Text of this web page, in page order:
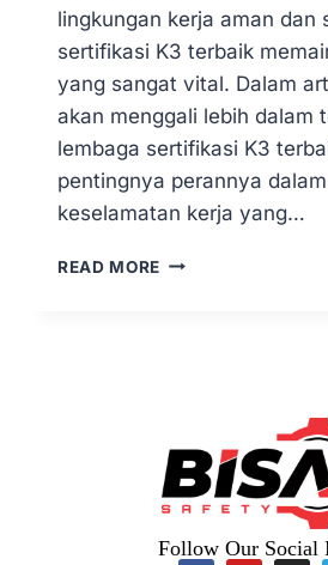
lingkungan kerja aman dan
sertifikasi K3 terbaik
yang sangat vital. Dalam
akan menggali lebih dalam
lembaga sertifikasi K3
pentingnya perannya
keselamatan kerja yang…
READ MORE
Follow Our Social